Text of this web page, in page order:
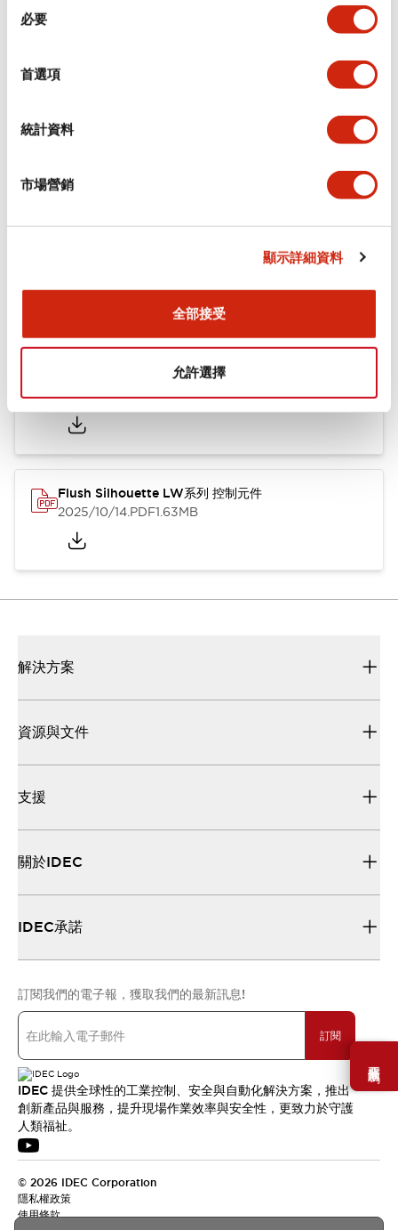
必要
首選項
統計資料
市場營銷
顯示詳細資料
全部接受
允許選擇
需要幫助嗎？
安裝和安裝規範
認證與標準
Flush Silhouette LW系列 控制元件 (英文版)
2025/09/19.PDF1.23MB
Flush Silhouette LW系列 控制元件
2025/10/14.PDF1.63MB
解決方案
資源與文件
支援
關於IDEC
IDEC承諾
訂閱我們的電子報，獲取我們的最新訊息!
訂閱
IDEC 提供全球性的工業控制、安全與自動化解決方案，推出
創新產品與服務，提升現場作業效率與安全性，更致力於守護
人類福祉。
© 2026 IDEC Corporation
隱私權政策
使用條款